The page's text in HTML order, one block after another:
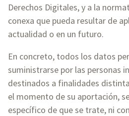
Derechos Digitales, y a la
conexa que pueda resultar de
actualidad o en un futuro.
En concreto, todos los datos
suministrarse por las personas
destinados a finalidades
el momento de su aportación,
específico de que se trate, ni